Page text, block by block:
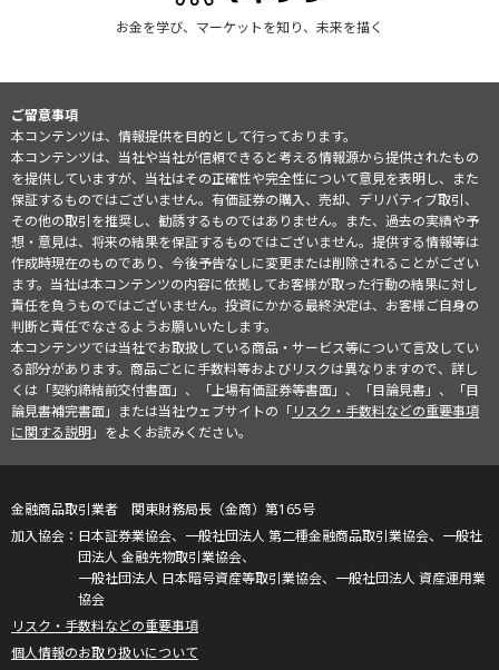
お金を学び、マーケットを知り、未来を描く
ご留意事項
本コンテンツは、情報提供を目的として行っております。
本コンテンツは、当社や当社が信頼できると考える情報源から提供されたもの
を提供していますが、当社はその正確性や完全性について意見を表明し、また
保証するものではございません。有価証券の購入、売却、デリバティブ取引、
その他の取引を推奨し、勧誘するものではありません。また、過去の実績や予
想・意見は、将来の結果を保証するものではございません。提供する情報等は
作成時現在のものであり、今後予告なしに変更または削除されることがござい
ます。当社は本コンテンツの内容に依拠してお客様が取った行動の結果に対し
責任を負うものではございません。投資にかかる最終決定は、お客様ご自身の
判断と責任でなさるようお願いいたします。
本コンテンツでは当社でお取扱している商品・サービス等について言及してい
る部分があります。商品ごとに手数料等およびリスクは異なりますので、詳し
くは「契約締結前交付書面」、「上場有価証券等書面」、「目論見書」、「目
論見書補完書面」または当社ウェブサイトの「リスク・手数料などの重要事項
に関する説明」をよくお読みください。
金融商品取引業者 関東財務局長（金商）第165号
日本証券業協会、一般社団法人 第二種金融商品取引業協会、一般社
団法人 金融先物取引業協会、
一般社団法人 日本暗号資産等取引業協会、一般社団法人 資産運用業
協会
リスク・手数料などの重要事項
個人情報のお取り扱いについて